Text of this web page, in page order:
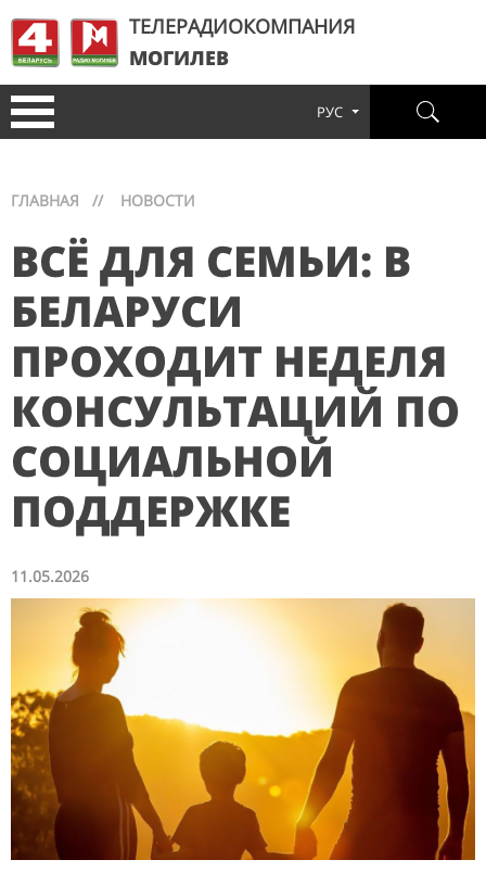
ТЕЛЕРАДИОКОМПАНИЯ
МОГИЛЕВ
РУС
ГЛАВНАЯ // НОВОСТИ
ВСЁ ДЛЯ СЕМЬИ: В
БЕЛАРУСИ
ПРОХОДИТ НЕДЕЛЯ
КОНСУЛЬТАЦИЙ ПО
СОЦИАЛЬНОЙ
ПОДДЕРЖКЕ
11.05.2026